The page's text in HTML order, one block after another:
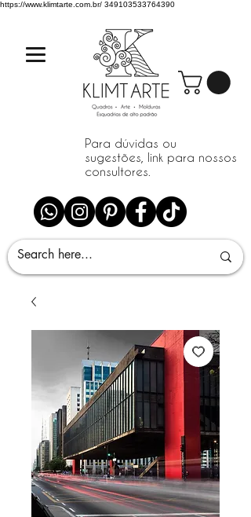
https://www.klimtarte.com.br/ 349103533764390
Para dúvidas ou
sugestões, link para nossos
consultores.